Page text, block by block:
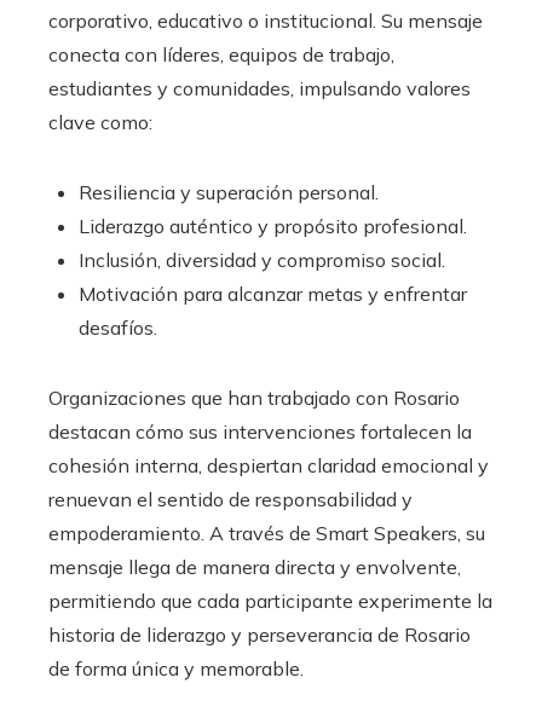
corporativo, educativo o institucional. Su mensaje
conecta con líderes, equipos de trabajo,
estudiantes y comunidades, impulsando valores
clave como:
Resiliencia y superación personal.
Liderazgo auténtico y propósito profesional.
Inclusión, diversidad y compromiso social.
Motivación para alcanzar metas y enfrentar
desafíos.
Organizaciones que han trabajado con Rosario
destacan cómo sus intervenciones fortalecen la
cohesión interna, despiertan claridad emocional y
renuevan el sentido de responsabilidad y
empoderamiento. A través de Smart Speakers, su
mensaje llega de manera directa y envolvente,
permitiendo que cada participante experimente la
historia de liderazgo y perseverancia de Rosario
de forma única y memorable.